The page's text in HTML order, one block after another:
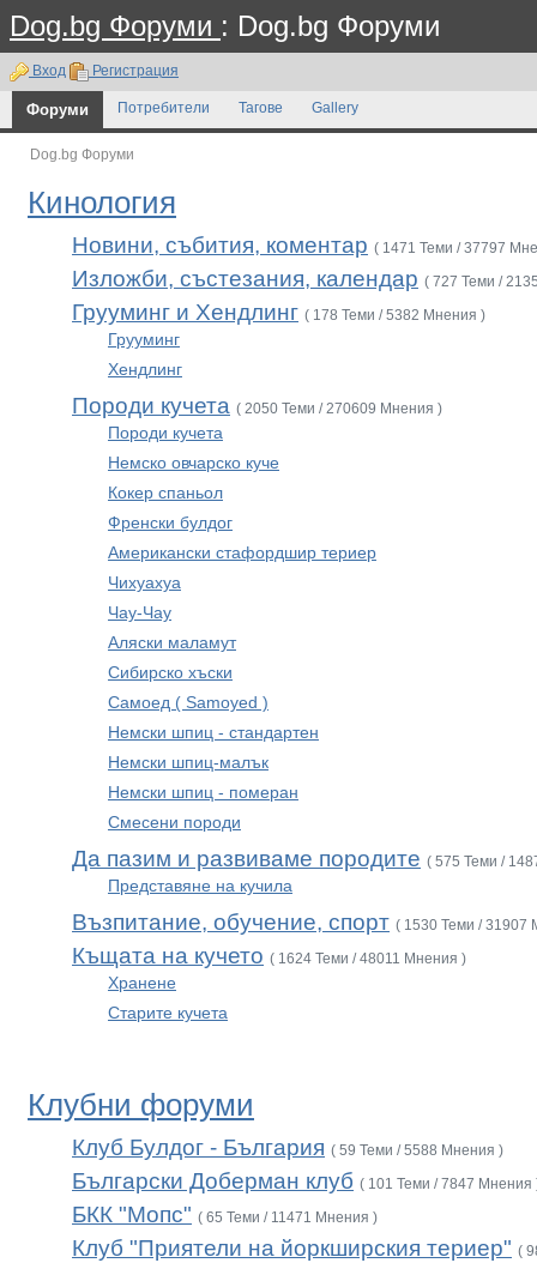
Dog.bg Форуми : Dog.bg Форуми
Вход Регистрация
Форуми Потребители Тагове Gallery
Dog.bg Форуми
Кинология
Новини, събития, коментар ( 1471 Теми / 37797
Изложби, състезания, календар ( 727 Теми /
Грууминг и Хендлинг ( 178 Теми / 5382 Мнения )
Грууминг
Хендлинг
Породи кучета ( 2050 Теми / 270609 Мнения )
Породи кучета
Немско овчарско куче
Кокер спаньол
Френски булдог
Американски стафордшир териер
Чихуахуа
Чау-Чау
Аляски маламут
Сибирско хъски
Самоед ( Samoyed )
Немски шпиц - стандартен
Немски шпиц-малък
Немски шпиц - померан
Смесени породи
Да пазим и развиваме породите ( 575 Теми /
Представяне на кучила
Възпитание, обучение, спорт ( 1530 Теми / 31907
Къщата на кучето ( 1624 Теми / 48011 Мнения )
Хранене
Старите кучета
Клубни форуми
Клуб Булдог - България ( 59 Теми / 5588 Мнения )
Български Доберман клуб ( 101 Теми / 7847 Мнения
БКК "Мопс" ( 65 Теми / 11471 Мнения )
Клуб "Приятели на йоркширския териер" (